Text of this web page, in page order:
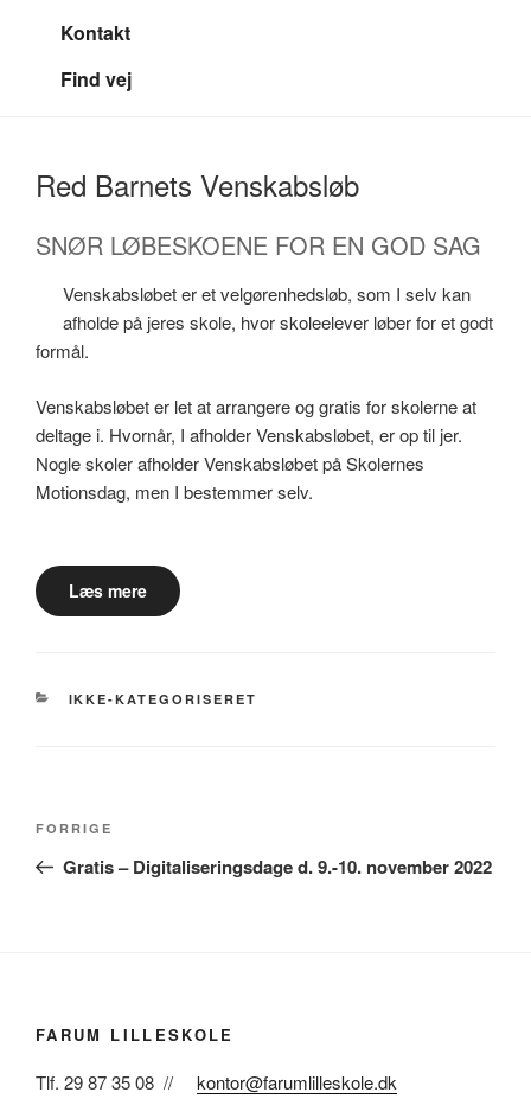
Kontakt
Find vej
Red Barnets Venskabsløb
SNØR LØBESKOENE FOR EN GOD SAG
Venskabsløbet er et velgørenhedsløb, som I selv kan
afholde på jeres skole, hvor skoleelever løber for et godt
formål.
Venskabsløbet er let at arrangere og gratis for skolerne at
deltage i. Hvornår, I afholder Venskabsløbet, er op til jer.
Nogle skoler afholder Venskabsløbet på Skolernes
Motionsdag, men I bestemmer selv.
Læs mere
KATEGORIER
IKKE-KATEGORISERET
Indlægsnavigation
Forrige
indlæg
FORRIGE
Gratis – Digitaliseringsdage d. 9.-10. november 2022
FARUM LILLESKOLE
Tlf. 29 87 35 08 // kontor@farumlilleskole.dk